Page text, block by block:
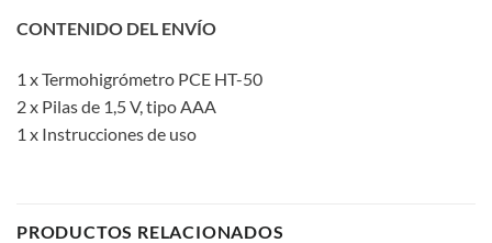
CONTENIDO DEL ENVÍO
1 x Termohigrómetro PCE HT-50
2 x Pilas de 1,5 V, tipo AAA
1 x Instrucciones de uso
PRODUCTOS RELACIONADOS